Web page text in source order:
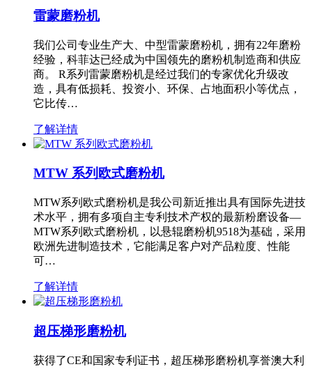
雷蒙磨粉机
我们公司专业生产大、中型雷蒙磨粉机，拥有22年磨粉
经验，科菲达已经成为中国领先的磨粉机制造商和供应
商。 R系列雷蒙磨粉机是经过我们的专家优化升级改
造，具有低损耗、投资小、环保、占地面积小等优点，
它比传…
了解详情
MTW 系列欧式磨粉机
MTW系列欧式磨粉机是我公司新近推出具有国际先进技
术水平，拥有多项自主专利技术产权的最新粉磨设备—
MTW系列欧式磨粉机，以悬辊磨粉机9518为基础，采用
欧洲先进制造技术，它能满足客户对产品粒度、性能
可…
了解详情
超压梯形磨粉机
获得了CE和国家专利证书，超压梯形磨粉机享誉澳大利